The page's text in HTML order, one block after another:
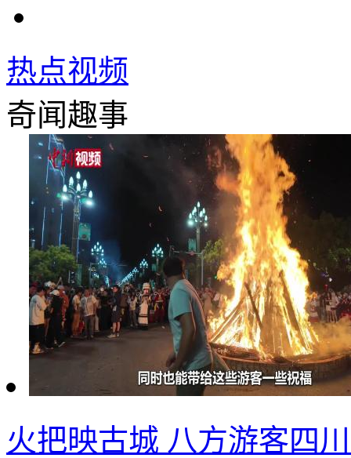
热点视频
奇闻趣事
火把映古城 八方游客四